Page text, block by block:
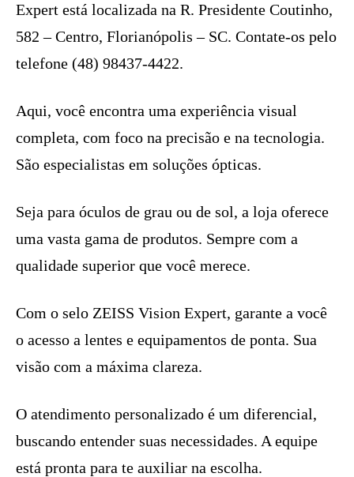
Expert está localizada na R. Presidente Coutinho,
582 – Centro, Florianópolis – SC. Contate-os pelo
telefone (48) 98437-4422.
Aqui, você encontra uma experiência visual
completa, com foco na precisão e na tecnologia.
São especialistas em soluções ópticas.
Seja para óculos de grau ou de sol, a loja oferece
uma vasta gama de produtos. Sempre com a
qualidade superior que você merece.
Com o selo ZEISS Vision Expert, garante a você
o acesso a lentes e equipamentos de ponta. Sua
visão com a máxima clareza.
O atendimento personalizado é um diferencial,
buscando entender suas necessidades. A equipe
está pronta para te auxiliar na escolha.